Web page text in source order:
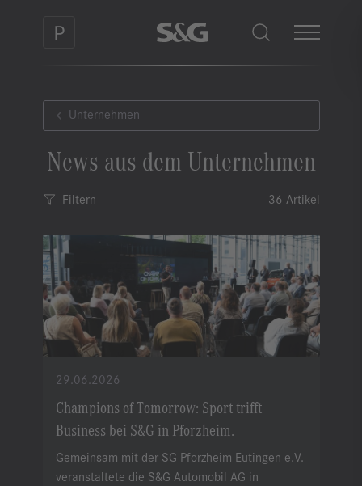
Unternehmen
News aus dem Unternehmen
Filtern 36 Artikel
Bitte wählen
Sortierung
Neueste zuerst
29.06.2026
Champions of Tomorrow: Sport trifft
Business bei S&G in Pforzheim.
Gemeinsam mit der SG Pforzheim Eutingen e.V.
veranstaltete die S&G Automobil AG in